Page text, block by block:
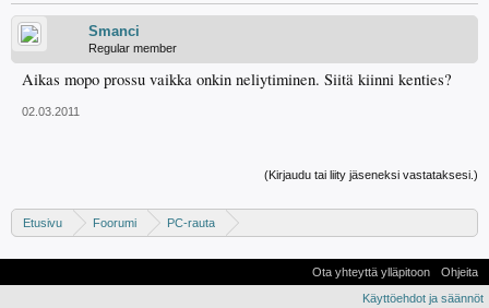
Smanci
Regular member
Aikas mopo prossu vaikka onkin neliytiminen. Siitä kiinni kenties?
02.03.2011
(Kirjaudu tai liity jäseneksi vastataksesi.)
Etusivu Foorumi
PC-rauta
Ota yhteyttä ylläpitoon
Ohjeita
Käyttöehdot ja säännöt